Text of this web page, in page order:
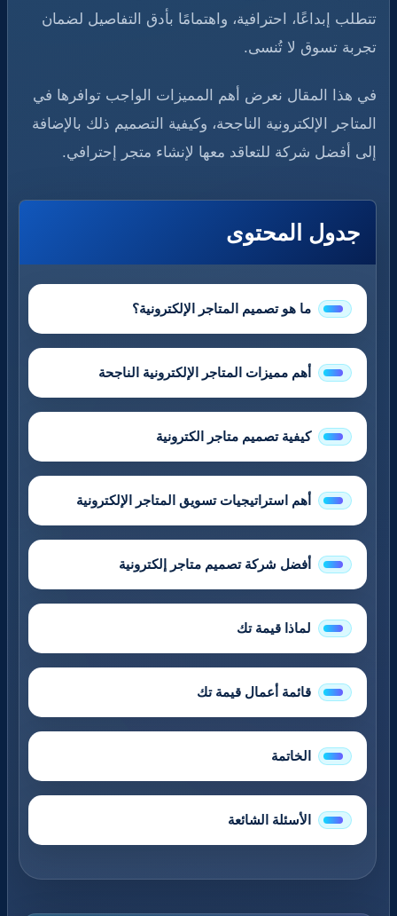
تتطلب إبداعًا، احترافية، واهتمامًا بأدق التفاصيل لضمان
تجربة تسوق لا تُنسى.
في هذا المقال نعرض أهم المميزات الواجب توافرها في
المتاجر الإلكترونية الناجحة، وكيفية التصميم ذلك بالإضافة
إلى أفضل شركة للتعاقد معها لإنشاء متجر إحترافي.
جدول المحتوى
ما هو تصميم المتاجر الإلكترونية؟
أهم مميزات المتاجر الإلكترونية الناجحة
كيفية تصميم متاجر الكترونية
أهم استراتيجيات تسويق المتاجر الإلكترونية
أفضل شركة تصميم متاجر إلكترونية
لماذا قيمة تك
قائمة أعمال قيمة تك
الخاتمة
الأسئلة الشائعة